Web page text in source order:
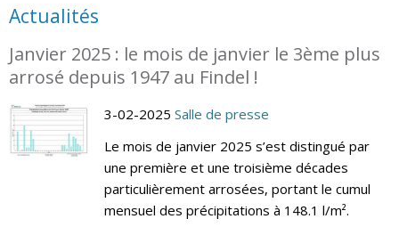
Actualités
Janvier 2025 : le mois de janvier le 3ème plus
arrosé depuis 1947 au Findel !
3-02-2025 Salle de presse
Le mois de janvier 2025 s’est distingué par
une première et une troisième décades
particulièrement arrosées, portant le cumul
mensuel des précipitations à 148.1 l/m².